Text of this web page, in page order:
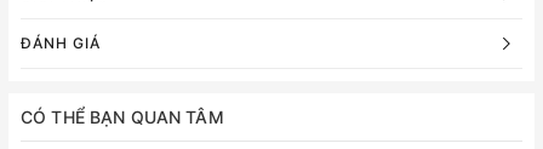
ĐÁNH GIÁ
CÓ THỂ BẠN QUAN TÂM